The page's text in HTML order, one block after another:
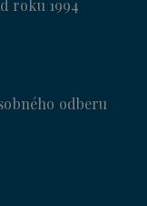
roku 1994
odberu